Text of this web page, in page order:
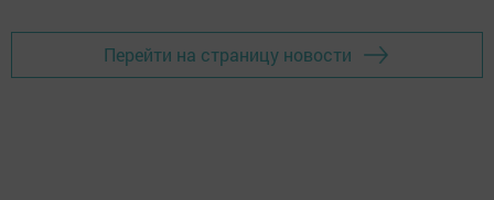
Перейти на страницу новости